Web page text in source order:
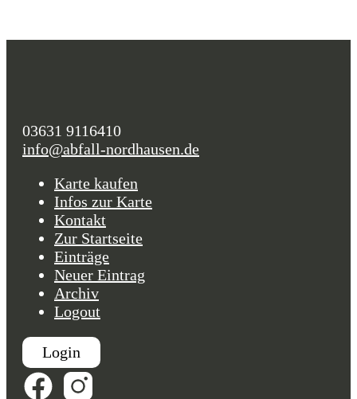
03631 9116410
info@abfall-nordhausen.de
Karte kaufen
Infos zur Karte
Kontakt
Zur Startseite
Einträge
Neuer Eintrag
Archiv
Logout
Login